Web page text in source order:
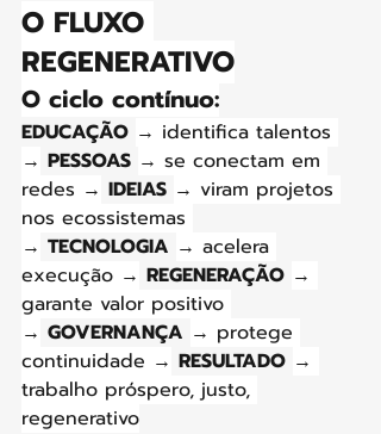
O FLUXO
REGENERATIVO
O ciclo contínuo:
EDUCAÇÃO → identifica talentos
→ PESSOAS → se conectam em
redes → IDEIAS → viram projetos
nos ecossistemas
→ TECNOLOGIA → acelera
execução → REGENERAÇÃO →
garante valor positivo
→ GOVERNANÇA → protege
continuidade → RESULTADO →
trabalho próspero, justo,
regenerativo